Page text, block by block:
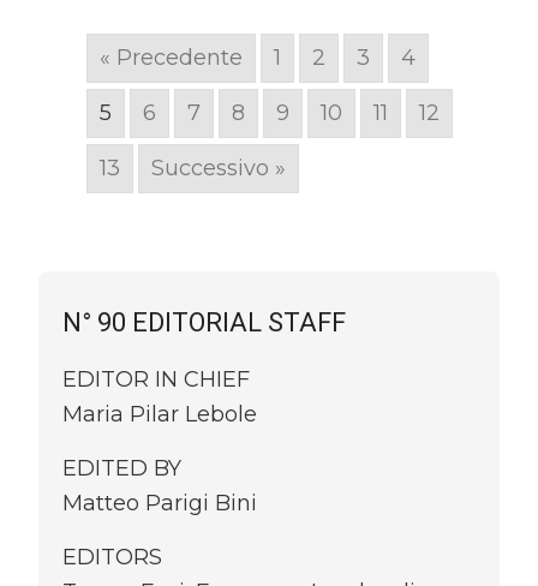
« Precedente 1 2 3 4
5 6 7 8 9 10 11 12
13 Successivo »
N° 90 EDITORIAL STAFF
EDITOR IN CHIEF
Maria Pilar Lebole
EDITED BY
Matteo Parigi Bini
EDITORS